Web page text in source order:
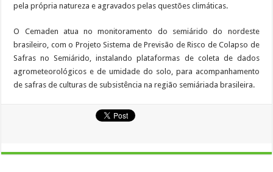
pela própria natureza e agravados pelas questões climáticas.
O Cemaden atua no monitoramento do semiárido do nordeste
brasileiro, com o Projeto Sistema de Previsão de Risco de Colapso de
Safras no Semiárido, instalando plataformas de coleta de dados
agrometeorológicos e de umidade do solo, para acompanhamento
de safras de culturas de subsistência na região semiáriada brasileira.